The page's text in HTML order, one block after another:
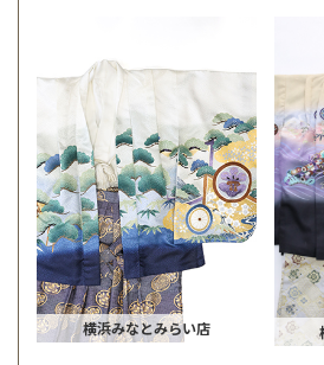
横浜みなとみらい店